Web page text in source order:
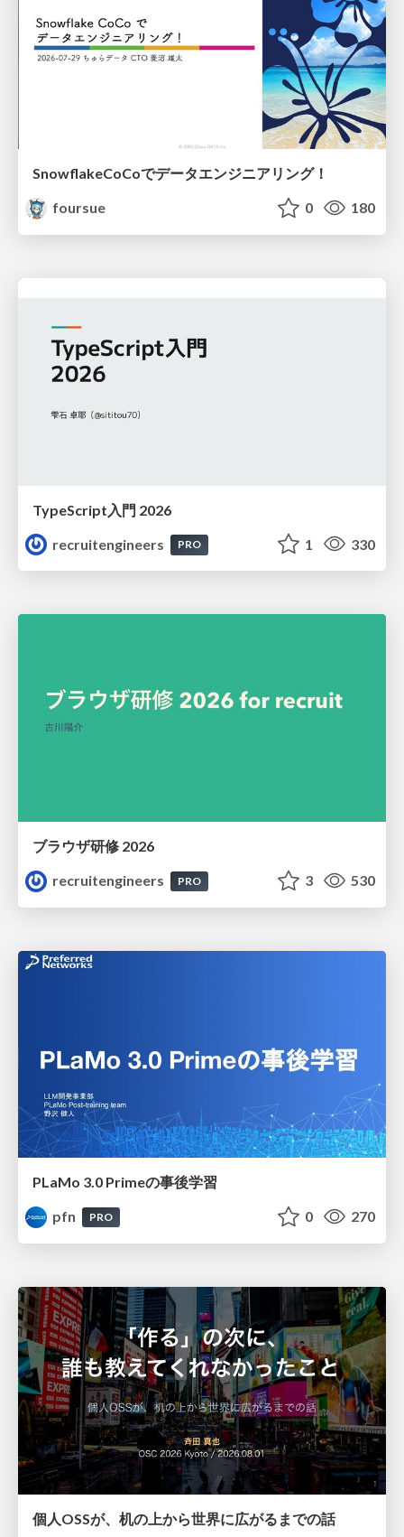
SnowflakeCoCoでデータエンジニアリング！
foursue
0 180
TypeScript入門 2026
recruitengineers
PRO 1 330
ブラウザ研修 2026
recruitengineers
PRO 3 530
PLaMo 3.0 Primeの事後学習
pfn
PRO 0 270
個人OSSが、机の上から世界に広がるまでの話